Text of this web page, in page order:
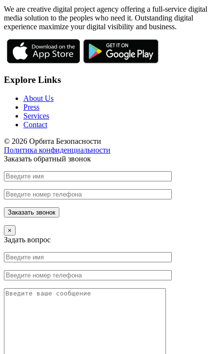
We are creative digital project agency offering a full-service digital
media solution to the peoples who need it. Outstanding digital
experience maximize your digital visibility and business.
Explore Links
About Us
Press
Services
Contact
© 2026 Орбита Безопасности
Политика конфиденциальности
Заказать обратный звонок
×
Задать вопрос